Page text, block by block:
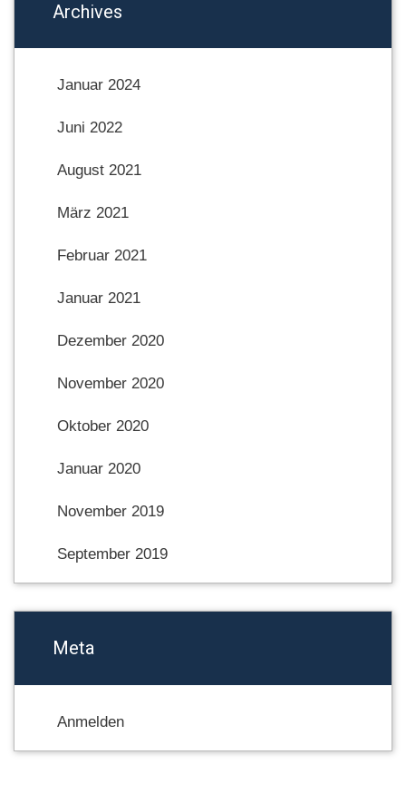
Archives
Januar 2024
Juni 2022
August 2021
März 2021
Februar 2021
Januar 2021
Dezember 2020
November 2020
Oktober 2020
Januar 2020
November 2019
September 2019
Meta
Anmelden